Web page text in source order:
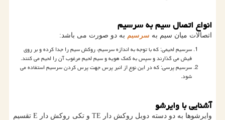
انواع اتصال سیم به سرسیم
اتصالات میان سیم به سرسیم به دو صورت می باشد:
سرسیم لحیمی: که با توجه به اندازه سرسیم، روکش سیم را جدا کرده و بر روی
فیش می گذارند و سپس به کمک هویه و سیم لحیم مرغوب آن را لحیم می کنند.
سرسیم پرسی: که در این نوع از انبر پرس جهت پرس کردن سرسیم استفاده می
شود.
آشنایی با وایرشو
وایرشوها به دو دسته دوبل روکش دار TE و تکی روکش دار Eتقسیم